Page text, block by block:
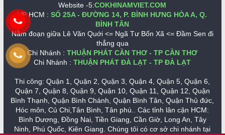
Website -5:COKHINAMVIET.COM
VP HCM :SỐ 25A - ĐƯỜNG 14, P. BÌNH HƯNG HÒA A, Q.
BÌNH TÂN
Nằm đoạn giữa Lê Văn Quới <= Ngã Tư Bốn Xã <= Đầm Sen đi
thẳng qua
Chi Nhánh : THUẬN PHÁT CẦN THƠ - TP CẦN THƠ
Chi Nhánh : THUẬN PHÁT ĐÀ LẠT - TP ĐÀ LẠT
Thi công: Quận 1, Quận 2, Quận 3, Quận 4, Quận 5, Quận 6,
Quận 7, Quận 8, Quận 9, Quận 10, Quận 11, Quận 12, Quận
Bình Thạnh, Quận Bình Chánh, Quận Bình Tân, Quận Thủ đức,
Hóc môn, Củ Chi,Tân Bình, Tân phú.. Các tỉnh lân cận HCM:
Bình Dương, Đồng Nai, Tiền Giang, Cần Giờ, Long An, Tây
Ninh, Phú Quốc, Kiên Giang. Chúng tôi có cơ sở chi nhánh tại